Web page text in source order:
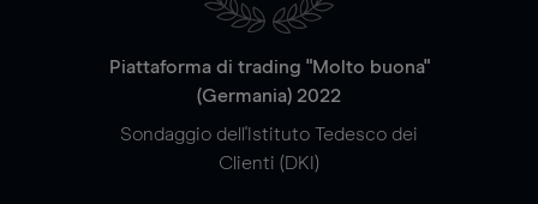
Piattaforma di trading "Molto buona"
(Germania) 2022
Sondaggio dell'Istituto Tedesco dei
Clienti (DKI)